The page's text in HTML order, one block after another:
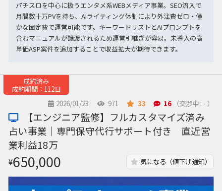
パチスロを中心に扱うエンタメ系WEBメディア事業。SEO流入で
月間数十万PVを持ち、AIライティング体制により外注費ゼロ・僅
かな固定費で運営可能です。キーワードリストとAIプロンプトを
含むマニュアルが譲渡されるため運営引継ぎが容易。未導入の高
単価ASP案件を追加することで収益拡大が期待できます。
成約済み
成約期間：112日
2026/01/23
971 33 16 （交渉中 : - ）
【エンジニア監修】フルカスタマイズ済み
占い事業｜専門保守代行サポート付き 直近営
業利益18万
¥650,000 気になる（値下げ通知）